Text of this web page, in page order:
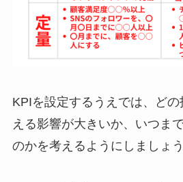
KPIを設定するうえでは、ど
える影響が大きいか、いつま
のかを考えるようにしましょう